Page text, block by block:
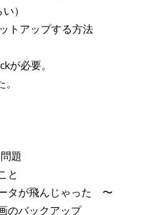
）
トアップする方法
が必要。
題
と
タが飛んじゃった 〜
のバックアップ